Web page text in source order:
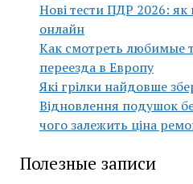
Нові тести ПДР 2026: як
онлайн
Как смотреть любимые
переезда в Европу
Які грілки найдовше
Відновлення подушок
чого залежить ціна
Полезные записи